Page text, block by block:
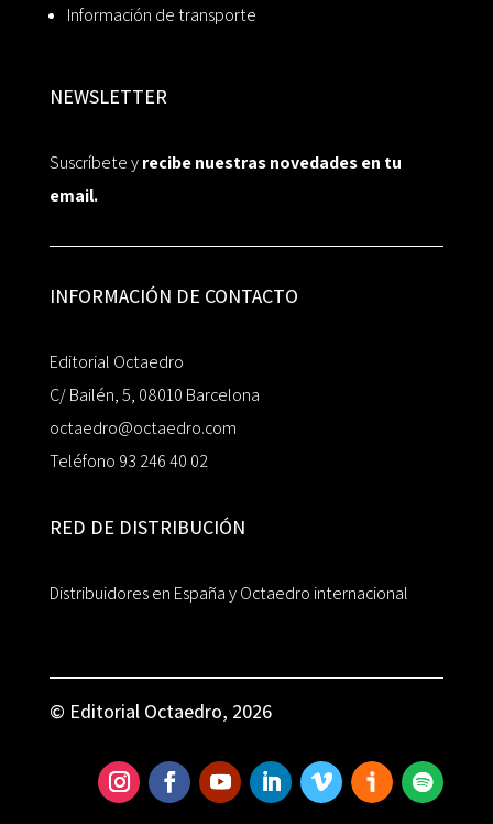
Información de transporte
NEWSLETTER
Suscríbete yrecibe nuestras novedades en tu
email.
INFORMACIÓN DE CONTACTO
Editorial Octaedro
C/ Bailén, 5, 08010 Barcelona
octaedro@octaedro.com
Teléfono 93 246 40 02
RED DE DISTRIBUCIÓN
Distribuidores en España y Octaedro internacional
© Editorial Octaedro, 2026